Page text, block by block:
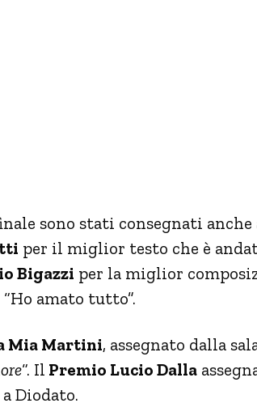
sono stati consegnati
per il miglior testo che è
Bigazzi per la miglior
amato tutto”.
Mia Martini, assegnato dalla
“. Il Premio Lucio Dalla
Diodato.